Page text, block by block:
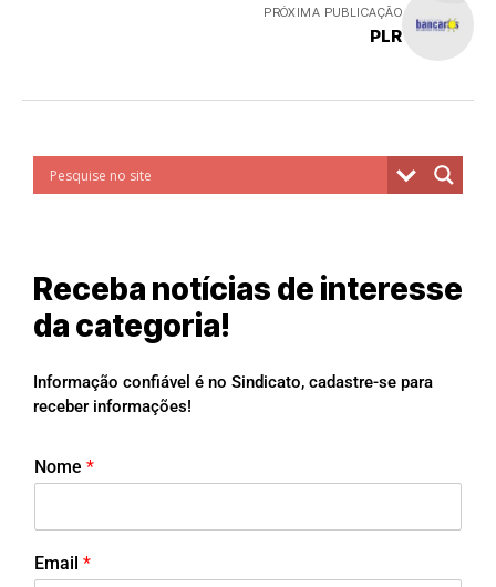
PRÓXIMA PUBLICAÇÃO
PLR
Receba notícias de interesse
da categoria!
Informação confiável é no Sindicato, cadastre-se para
receber informações!
Nome *
Email *